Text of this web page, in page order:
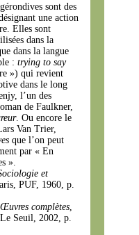
sont des
une action
Elles sont
dans la
dans la langue
: trying to say
») qui revient
dans le long
l’un des
de Faulkner,
. Ou encore le
Van Trier,
que l’on peut
par « En
».
et
PUF, 1960, p.
Œuvres complètes
Seuil, 2002, p.